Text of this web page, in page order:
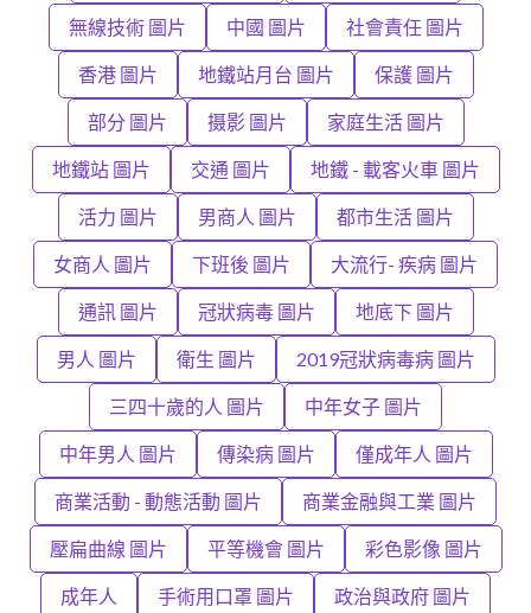
無線技術 圖片 中國 圖片 社會責任 圖片
香港 圖片 地鐵站月台 圖片 保護 圖片
部分 圖片 摄影 圖片 家庭生活 圖片
地鐵站 圖片 交通 圖片 地鐵 - 載客火車 圖片
活力 圖片 男商人 圖片 都市生活 圖片
女商人 圖片 下班後 圖片 大流行- 疾病 圖片
通訊 圖片 冠狀病毒 圖片 地底下 圖片
男人 圖片 衛生 圖片 2019冠狀病毒病 圖片
三四十歲的人 圖片 中年女子 圖片
中年男人 圖片 傳染病 圖片 僅成年人 圖片
商業活動 - 動態活動 圖片 商業金融與工業 圖片
壓扁曲線 圖片 平等機會 圖片 彩色影像 圖片
成年人 手術用口罩 圖片 政治與政府 圖片